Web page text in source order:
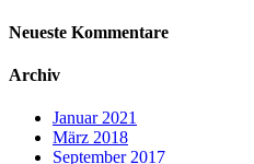
Neueste Kommentare
Archiv
Januar 2021
März 2018
September 2017